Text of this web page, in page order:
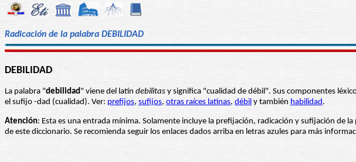
Radicación de la palabra DEBILIDAD
DEBILIDAD
La palabra "debilidad" viene del latín debilitas y significa "cualidad de débil". Sus componentes
el sufijo -dad (cualidad). Ver: prefijos, sufijos, otras raíces latinas, débil y también habilidad.
Atención: Esta es una entrada mínima. Solamente incluye la prefijación, radicación y sufijación de la
de este diccionario. Se recomienda seguir los enlaces dados arriba en letras azules para más